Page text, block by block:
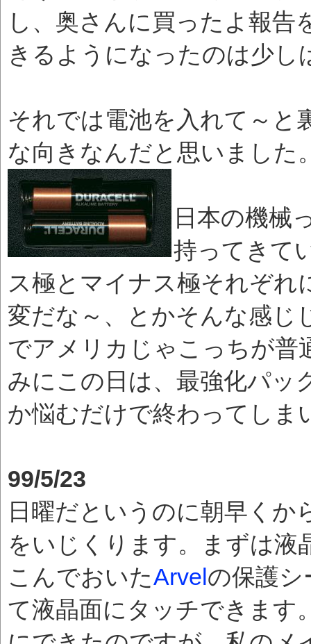
し、奥さんに買ったよ報
きるようになったのは少し
それでは電池を入れて～と
な向きなんだと思いました
日本の機械
持ってきて
ス極とマイナス極それぞ
変だな～、とかそんな感じ
でアメリカじゃこっちが普
みにこの日は、最強化パッ
か悩むだけで終わってしま
99/5/23
日曜だというのに朝早くか
をいじくります。まずは液
こんでおいたArvelの保護
て液晶面にタッチできます